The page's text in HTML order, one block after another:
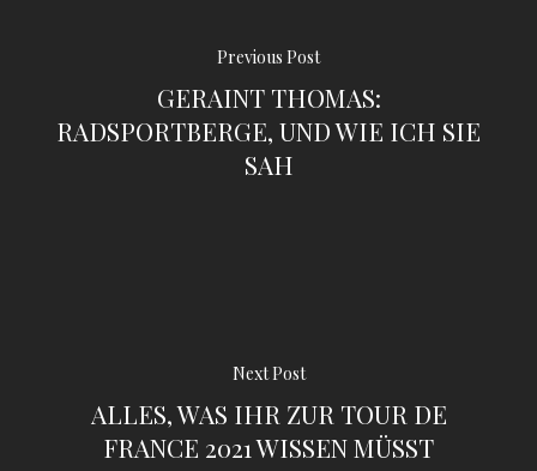
Previous Post
GERAINT THOMAS:
RADSPORTBERGE, UND WIE ICH SIE
SAH
Next Post
ALLES, WAS IHR ZUR TOUR DE
FRANCE 2021 WISSEN MÜSST